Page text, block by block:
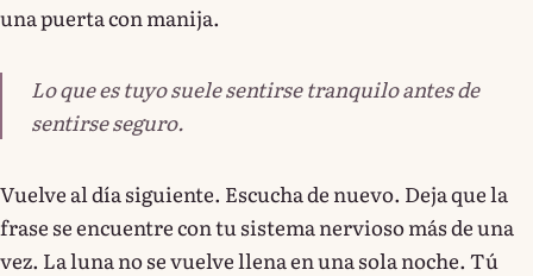
una puerta con manija.
Lo que es tuyo suele sentirse tranquilo antes de
sentirse seguro.
Vuelve al día siguiente. Escucha de nuevo. Deja que la
frase se encuentre con tu sistema nervioso más de una
vez. La luna no se vuelve llena en una sola noche. Tú